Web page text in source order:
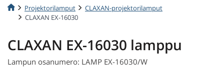
Projektorilamput
CLAXAN-projektorilamput
CLAXAN EX-16030
CLAXAN EX-16030 lamppu
Lampun osanumero: LAMP EX-16030/W